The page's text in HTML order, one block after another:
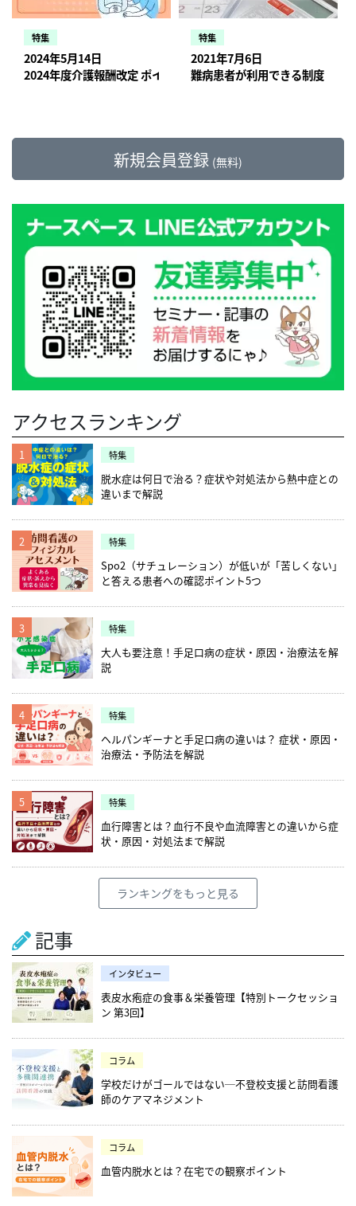
特集
2024年5月14日
2024年度介護報酬改定 ポイント解説／医療・介護の整合性確保
特集
2021年7月6日
難病患者が利用できる制度
新規会員登録 (無料)
アクセスランキング
1 特集
脱水症は何日で治る？症状や対処法から熱中症との
違いまで解説
2 特集
Spo2（サチュレーション）が低いが「苦しくない」
と答える患者への確認ポイント5つ
3 特集
大人も要注意！手足口病の症状・原因・治療法を解
説
4 特集
ヘルパンギーナと手足口病の違いは？ 症状・原因・
治療法・予防法を解説
5 特集
血行障害とは？血行不良や血流障害との違いから症
状・原因・対処法まで解説
ランキングをもっと見る
記事
インタビュー
表皮水疱症の食事＆栄養管理【特別トークセッショ
ン 第3回】
コラム
学校だけがゴールではない─不登校支援と訪問看護
師のケアマネジメント
コラム
血管内脱水とは？在宅での観察ポイント